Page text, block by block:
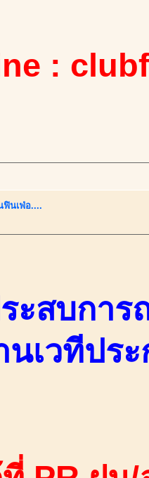
:
ฟินเฟ่อ....
ะสบการ
นเวทีปร